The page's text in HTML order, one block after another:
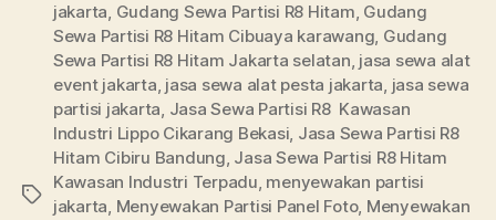
Tags
jakarta, Gudang Sewa Partisi R8 Hitam, Gudang
Sewa Partisi R8 Hitam Cibuaya karawang, Gudang
Sewa Partisi R8 Hitam Jakarta selatan, jasa sewa alat
event jakarta, jasa sewa alat pesta jakarta, jasa sewa
partisi jakarta, Jasa Sewa Partisi R8 Kawasan
Industri Lippo Cikarang Bekasi, Jasa Sewa Partisi R8
Hitam Cibiru Bandung, Jasa Sewa Partisi R8 Hitam
Kawasan Industri Terpadu, menyewakan partisi
jakarta, Menyewakan Partisi Panel Foto, Menyewakan